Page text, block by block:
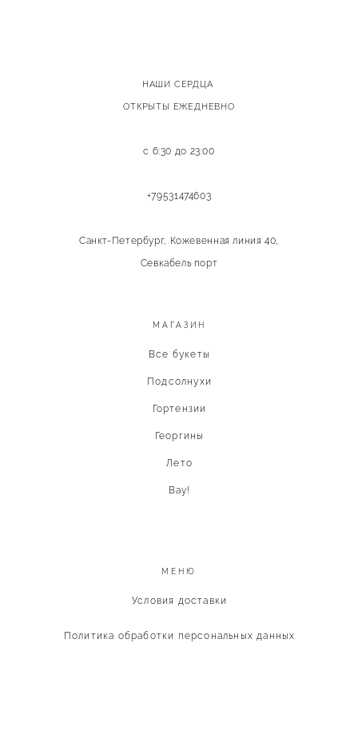
НАШИ СЕРДЦА
ОТКРЫТЫ ЕЖЕДНЕВНО
с 6:30 до 23:00
+79531474603
Санкт-Петербург, Кожевенная линия 40,
Севкабель порт
МАГАЗИН
Все букеты
Подсолнухи
Гортензии
Георгины
Лето
Вау!
МЕНЮ
Условия доставки
Политика обработки персональных данных